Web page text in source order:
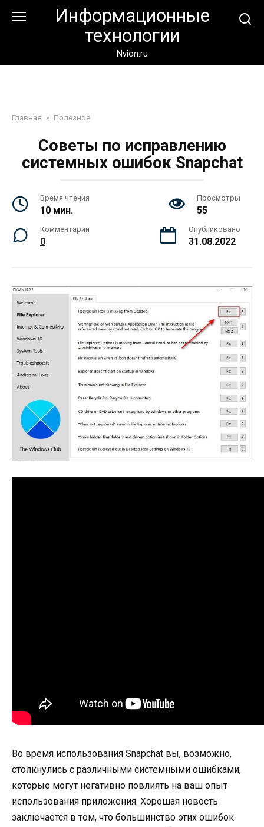
Информационные
технологии
Nvion.ru
Главная » Полезное
Советы по исправлению
системных ошибок Snapchat
Время чтения
10 мин.
Просмотры
55
Комментарии
0
Опубликовано
31.08.2022
Во время использования Snapchat вы, возможно,
столкнулись с различными системными ошибками,
которые могут негативно повлиять на ваш опыт
использования приложения. Хорошая новость
заключается в том, что большинство этих ошибок